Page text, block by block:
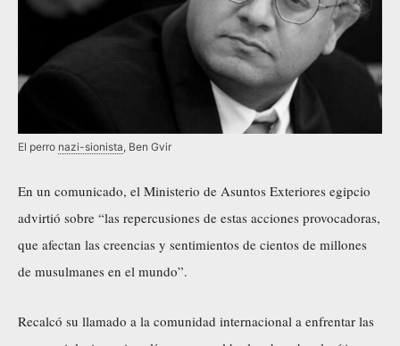
El perro nazi-sionista , Ben Gvir
En un comunicado, el Ministerio de Asuntos Exteriores egipcio
advirtió sobre “las repercusiones de estas acciones provocadoras,
que afectan las creencias y sentimientos de cientos de millones
de musulmanes en el mundo”.
Recalcó su llamado a la comunidad internacional a enfrentar las